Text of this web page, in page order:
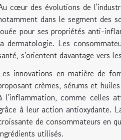
cœur des évolutions de
dans le segment des
pour ses propriétés anti-
dermatologie. Les
s'orientent davantage vers
innovations en matière de
crèmes, sérums et
l'inflammation, comme celles
à leur action antioxydante.
de consommateurs en
utilisés.